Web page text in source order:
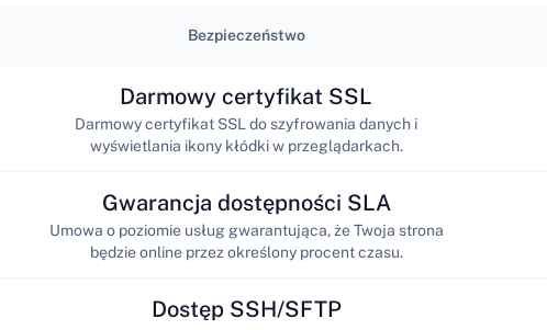
Bezpieczeństwo
Darmowy certyfikat SSL
Darmowy certyfikat SSL do szyfrowania danych i
wyświetlania ikony kłódki w przeglądarkach.
Gwarancja dostępności SLA
Umowa o poziomie usług gwarantująca, że Twoja strona
będzie online przez określony procent czasu.
Dostęp SSH/SFTP